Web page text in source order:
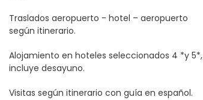
Traslados aeropuerto - hotel – aeropuerto
según itinerario.
Alojamiento en hoteles seleccionados 4 *y 5*,
incluye desayuno.
Visitas según itinerario con guía en español.